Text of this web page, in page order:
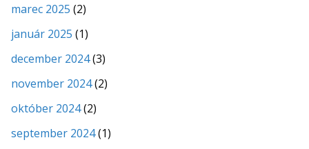
marec 2025 (2)
január 2025 (1)
december 2024(3)
november 2024(2)
október 2024(2)
september 2024(1)